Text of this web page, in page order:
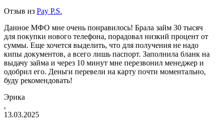
Отзыв из Pay P.S.
Данное МФО мне очень понравилось! Брала займ 30 тысяч
для покупки нового телефона, порадовал низкий процент от
суммы. Еще хочется выделить, что для получения не надо
кипы документов, а всего лишь паспорт. Заполнила бланк на
выдачу займа и через 10 минут мне перезвонил менеджер и
одобрил его. Деньги перевели на карту почти моментально,
буду рекомендовать!
Эрика
,
13.03.2025